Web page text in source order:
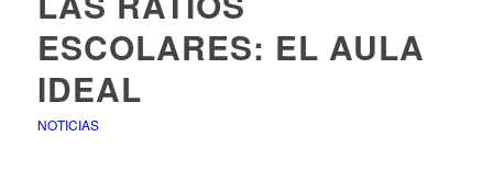
ESCOLARES: EL AULA
IDEAL
NOTICIAS